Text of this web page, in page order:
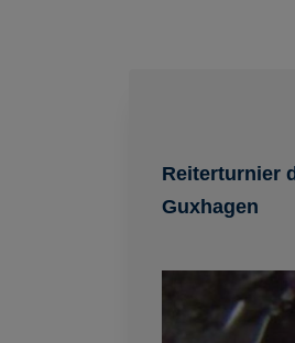
Reiterturnier
Guxhagen